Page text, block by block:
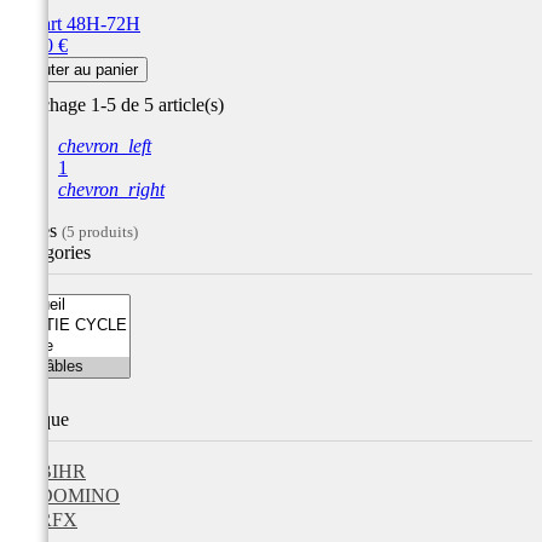
Départ 48H-72H
12,00 €
Ajouter au panier
Affichage 1-5 de 5 article(s)
chevron_left
1
chevron_right
Filtres (5 produits)
Catégories
Marque
BIHR
DOMINO
RFX